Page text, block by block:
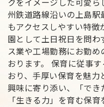
州鉄道路線沿いの上島
もアクセスしやすい特
園として土日祝日を問
ス業や工場勤務にお勤
おります。 保育に従事
おり、手厚い保育を魅力
興味に寄り添い、「でき
「生きる力」を育む保育